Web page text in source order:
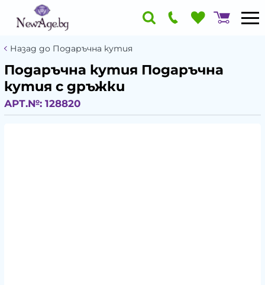
Назад до Подаръчна кутия
Подаръчна кутия Подаръчна
кутия с дръжки
АРТ.№: 128820